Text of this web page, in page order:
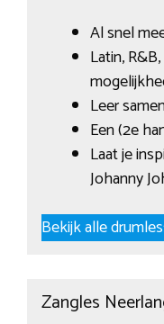
Al snel
Latin,
Leer
Een (2e
Laat je
Johanny
Bekijk alle
Zangles